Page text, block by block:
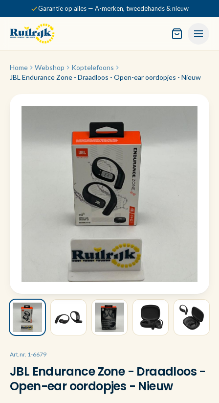
Garantie op alles — A-merken, tweedehands & nieuw
Home Webshop
Koptelefoons
JBL Endurance Zone - Draadloos - Open-ear oordopjes - Nieuw
Art.nr. 1-6679
JBL Endurance Zone - Draadloos -
Open-ear oordopjes - Nieuw